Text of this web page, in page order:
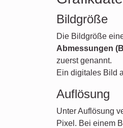
Bildgröße
Die Bildgröße
Abmessungen
zuerst genannt.
Ein digitales Bild
Auflösung
Unter Auflösung
Pixel. Bei einem